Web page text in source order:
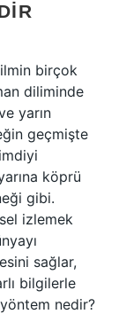
birçok
diliminde
yarın
geçmişte
köprü
gibi.
izlemek
sağlar,
bilgilerle
nedir?